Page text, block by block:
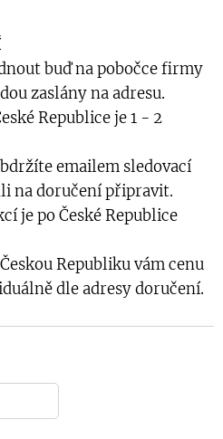
buď na pobočce firmy
zaslány na adresu.
Republice je 1 - 2
emailem sledovací
na doručení připravit.
je po České Republice
Republiku vám cenu
dle adresy doručení.